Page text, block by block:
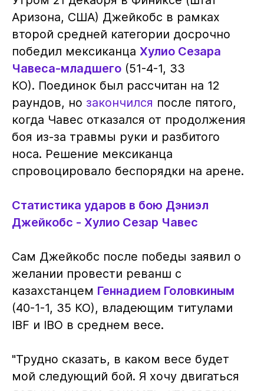
Аризона, США) Джейкобс в рамках
второй средней категории досрочно
победил мексиканца Хулио Сезара
Чавеса-младшего(51-4-1, 33
КО). Поединок был рассчитан на 12
раундов, но закончился после пятого,
когда Чавес отказался от продолжения
боя из-за травмы руки и разбитого
носа. Решение мексиканца
спровоцировало беспорядки на арене.
Статистика ударов в бою Дэниэл
Джейкобс - Хулио Сезар Чавес
Сам Джейкобс после победы заявил о
желании провести реванш с
казахстанцем Геннадием Головкиным
(40-1-1, 35 КО), владеющим титулами
IBF и IBO в среднем весе.
"Трудно сказать, в каком весе будет
мой следующий бой. Я хочу двигаться